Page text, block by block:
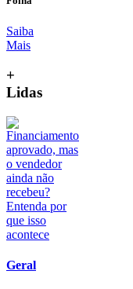
Saiba
Mais
+
Lidas
Geral